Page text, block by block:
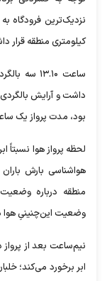
کیلومتری منطقه قرار
ساعت ۱۳.۱۰
داشت و آرایش
بود، مدت پرواز یک ساعت و ۱۵ دقیقه
لحظه پرواز هوا نسبتاً
هواشناسی بارش
منطقه درباره
وضعیت این‌چنینیِ
نیم‌ساعت بعد از
ابر برخورد می‌کند؛